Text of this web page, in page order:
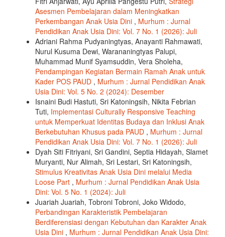
Asesmen Pembelajaran dalam Meningkatkan
Perkembangan Anak Usia Dini , Murhum : Jurnal
Pendidikan Anak Usia Dini: Vol. 7 No. 1 (2026): Juli
Adriani Rahma Pudyaningtyas, Anayanti Rahmawati,
Nurul Kusuma Dewi, Warananingtyas Palupi,
Muhammad Munif Syamsuddin, Vera Sholeha,
Pendampingan Kegiatan Bermain Ramah Anak untuk
Kader POS PAUD , Murhum : Jurnal Pendidikan Anak
Usia Dini: Vol. 5 No. 2 (2024): Desember
Isnaini Budi Hastuti, Sri Katoningsih, Nikita Febrian
Tuti, Implementasi Culturally Responsive Teaching
untuk Memperkuat Identitas Budaya dan Inklusi Anak
Berkebutuhan Khusus pada PAUD , Murhum : Jurnal
Pendidikan Anak Usia Dini: Vol. 7 No. 1 (2026): Juli
Dyah Siti Fitriyani, Sri Gandini, Septia Hidayah, Slamet
Muryanti, Nur Alimah, Sri Lestari, Sri Katoningsih,
Stimulus Kreativitas Anak Usia Dini melalui Media
Loose Part , Murhum : Jurnal Pendidikan Anak Usia
Dini: Vol. 5 No. 1 (2024): Juli
Juariah Juariah, Tobroni Tobroni, Joko Widodo,
Perbandingan Karakteristik Pembelajaran
Berdiferensiasi dengan Kebutuhan dan Karakter Anak
Usia Dini , Murhum : Jurnal Pendidikan Anak Usia Dini: